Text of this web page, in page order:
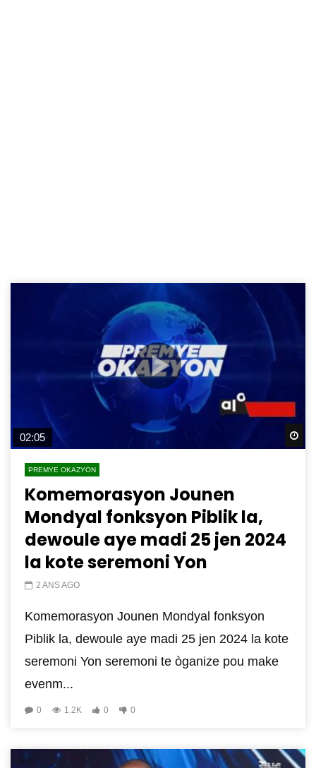
02:05
PREMYE OKAZYON
Komemorasyon Jounen
Mondyal fonksyon Piblik la,
dewoule aye madi 25 jen 2024
la kote seremoni Yon
2 ANS AGO
Komemorasyon Jounen Mondyal fonksyon
Piblik la, dewoule aye madi 25 jen 2024 la kote
seremoni Yon seremoni te òganize pou make
evenm...
0 1.2K 0 0